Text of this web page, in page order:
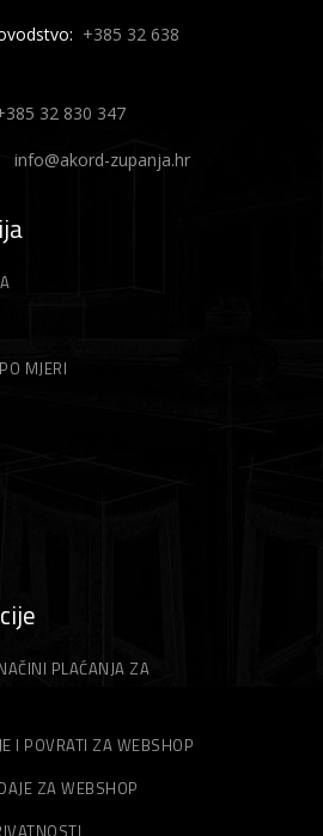
+385 32 638
32 830 347
info@akord-zupanja.hr
MJERI
PLAĆANJA ZA
I POVRATI ZA WEBSHOP
ZA WEBSHOP